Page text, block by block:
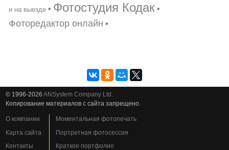
и на выезде• Фотостудия Кодак •
Фоторедактор онлайн •
© 1996-2026ANSystem Company Ltd.
Копирование материалов с сайта запрещено.
О компании
Карта сайта
Контакты
Моментальная фотопечать
Портретная фотосессия
Краткое портфолио